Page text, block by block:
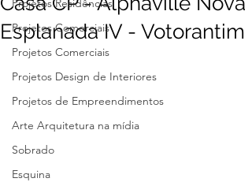
Projetos Residências
Projetos Comerciais
Projetos Comerciais
Projetos Design de Interiores
Projetos de Empreendimentos
Arte Arquitetura na mídia
Sobrado
Esquina
Esplanada IV - Votorantim